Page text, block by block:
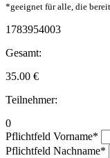
*geeignet für alle, die
1783954003
Gesamt:
35.00 €
Teilnehmer:
0
Pflichtfeld Vorname*
Pflichtfeld Nachname*